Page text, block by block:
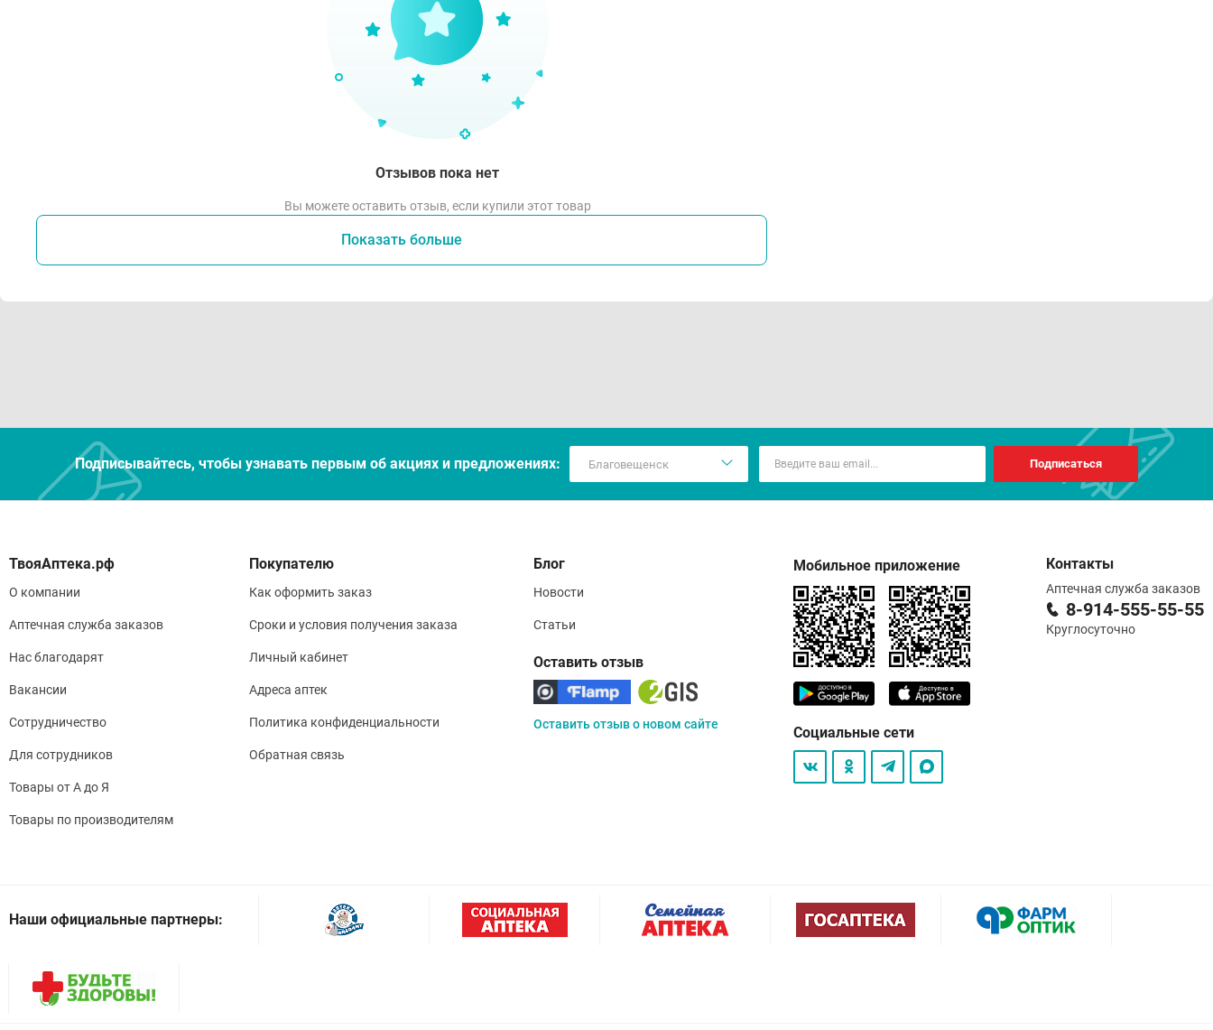
Отзывов пока нет
Вы можете оставить отзыв, если купили этот товар
Показать больше
Подписывайтесь, чтобы узнавать первым об акцияx и предложениях: Подписаться
О компании
Аптечная служба заказов
Нас благодарят
Вакансии
Сотрудничество
Для сотрудников
Товары от А до Я
Товары по производителям
Покупателю
Как оформить заказ
Сроки и условия получения заказа
Личный кабинет
Адреса аптек
Политика конфиденциальности
Обратная связь
Блог
Новости
Статьи
Оставить отзыв
Оставить отзыв о новом сайте
Мобильное приложение
Социальные сети
Контакты
Аптечная служба заказов
8-914-555-55-55
Круглосуточно
Наши официальные партнеры: